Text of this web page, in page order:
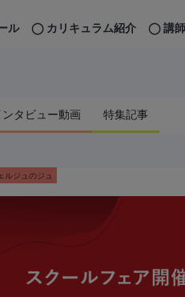
講
カリキュラム紹介
ル
ンタビュー動画 特集記事
ルジュのジュ